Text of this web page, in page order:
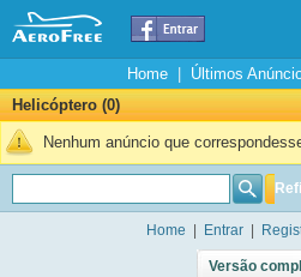
Home| Últimos
Helicóptero (0)
Nenhum anúncio que
Home Entrar
Versão